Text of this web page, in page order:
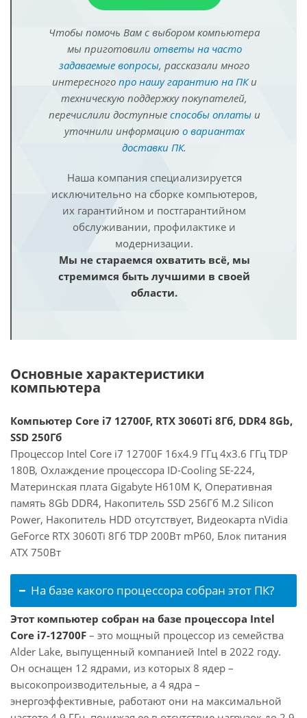
Чтобы помочь Вам с выбором компьютера
мы приготовили ответы на часто
задаваемые вопросы, рассказали много
интересного про нашу гарантию на ПКи
техническую поддержку покупателей,
перечислили доступные способы оплатыи
уточнили информацию о вариантах
доставки ПК.
Наша компания специализируется
исключительно на сборке компьютеров,
их гарантийном и постгарантийном
обслуживании, профилактике и
модернизации.
Мы не стараемся охватить всё, мы
стремимся быть лучшими в своей
области.
Основные характеристики
компьютера
Компьютер Core i7 12700F, RTX 3060Ti 8Гб, DDR4 8Gb,
SSD 250Гб
Процессор Intel Core i7 12700F 16x4.9 ГГц 4x3.6 ГГц TDP
180В, Охлаждение процессора ID-Cooling SE-224,
Материнская плата Gigabyte H610M K, Оперативная
память 8Gb DDR4, Накопитель SSD 256Гб M.2 Silicon
Power, Накопитель HDD отсутствует, Видеокарта nVidia
GeForce RTX 3060Ti 8Гб TDP 200Вт mP60, Блок питания
ATX 750Вт
На базе какого процессора собран этот ПК?
Этот компьютер собран на базе процессора Intel
Core i7-12700F – это мощный процессор из семейства
Alder Lake, выпущенный компанией Intel в 2022 году.
Он оснащен 12 ядрами, из которых 8 ядер –
высокопроизводительные, а 4 ядра –
энергоэффективные, работают они на максимальной